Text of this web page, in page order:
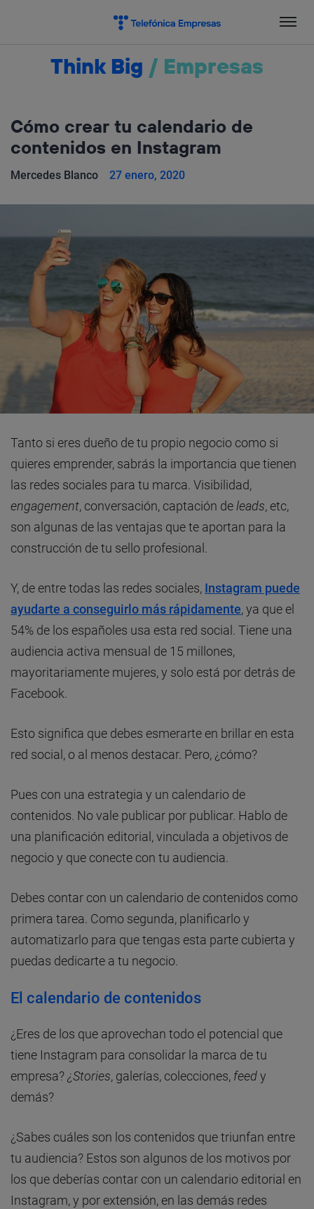
Think Big / Empresas
Cómo crear tu calendario de
contenidos en Instagram
Mercedes Blanco 27 enero, 2020
Tanto si eres dueño de tu propio negocio como si
quieres emprender, sabrás la importancia que tienen
las redes sociales para tu marca. Visibilidad,
engagement, conversación, captación deleads, etc,
son algunas de las ventajas que te aportan para la
construcción de tu sello profesional.
Y, de entre todas las redes sociales, Instagram puede
ayudarte a conseguirlo más rápidamente, ya que el
54% de los españoles usa esta red social. Tiene una
audiencia activa mensual de 15 millones,
mayoritariamente mujeres, y solo está por detrás de
Facebook.
Esto significa que debes esmerarte en brillar en esta
red social, o al menos destacar. Pero, ¿cómo?
Pues con una estrategia y un calendario de
contenidos. No vale publicar por publicar. Hablo de
una planificación editorial, vinculada a objetivos de
negocio y que conecte con tu audiencia.
Debes contar con un calendario de contenidos como
primera tarea. Como segunda, planificarlo y
automatizarlo para que tengas esta parte cubierta y
puedas dedicarte a tu negocio.
El calendario de contenidos
¿Eres de los que aprovechan todo el potencial que
tiene Instagram para consolidar la marca de tu
empresa?¿Stories, galerías, colecciones, feedy
demás?
¿Sabes cuáles son los contenidos que triunfan entre
tu audiencia? Estos son algunos de los motivos por
los que deberías contar con un calendario editorial en
Instagram, y por extensión, en las demás redes